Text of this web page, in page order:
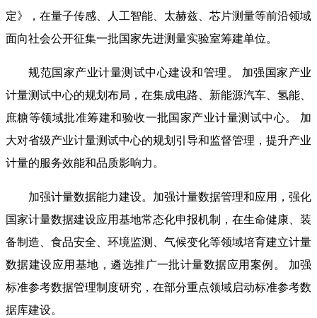
定》，在量子传感、人工智能、太赫兹、芯片测量等前沿领域
面向社会公开征集一批国家先进测量实验室筹建单位。
规范国家产业计量测试中心建设和管理。 加强国家产业
计量测试中心的规划布局，在集成电路、新能源汽车、氢能、
庶糖等领域批准筹建和验收一批国家产业计量测试中心。 加
大对省级产业计量测试中心的规划引导和监督管理，提升产业
计量的服务效能和品质影响力。
加强计量数据能力建设。加强计量数据管理和应用，强化
国家计量数据建设应用基地常态化申报机制，在生命健康、装
备制造、食品安全、环境监测、气候变化等领域培育建立计量
数据建设应用基地，遴选推广一批计量数据应用案例。 加强
标准参考数据管理制度研究，在部分重点领域启动标准参考数
据库建设。